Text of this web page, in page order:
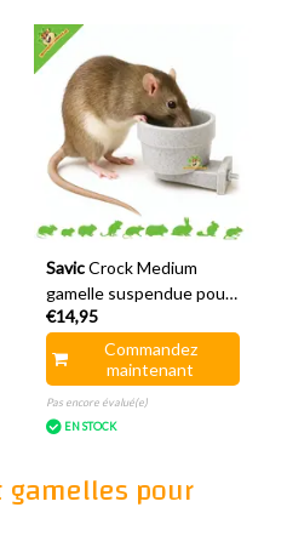
Savic Crock Medium
gamelle suspendue pour
nourriture et eau 10 cm
€14,95
Commandez
maintenant
Pas encore évalué(e)
EN STOCK
pour